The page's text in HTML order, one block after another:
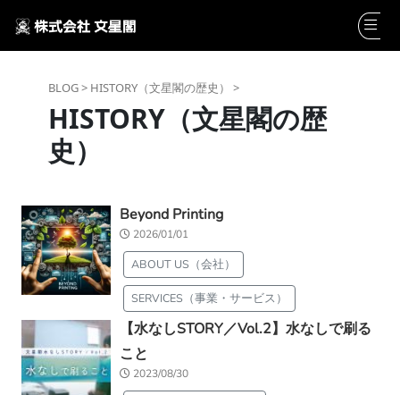
BLOG > HISTORY（文星閣の歴史） >
HISTORY（文星閣の歴
史）
Beyond Printing
2026/01/01
ABOUT US（会社）
SERVICES（事業・サービス）
【水なしSTORY／Vol.2】水なしで刷る
こと
2023/08/30